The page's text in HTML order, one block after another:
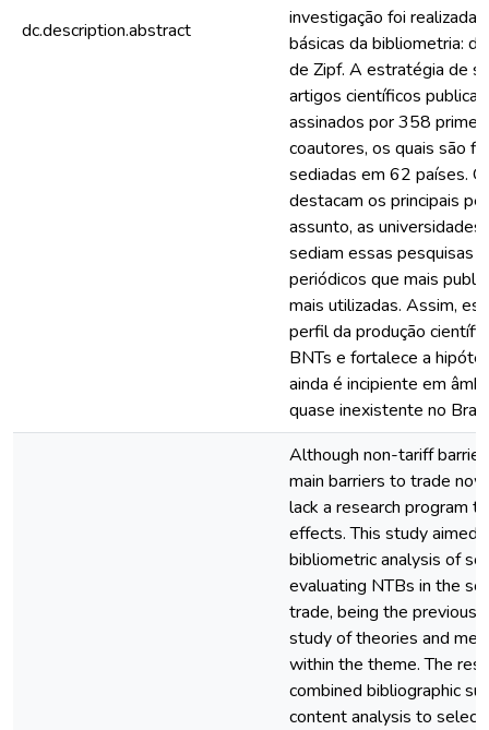
dc.description.abstract
investigação foi realizada
básicas da bibliometria:
de Zipf. A estratégia de
artigos científicos
assinados por 358
coautores, os quais são
sediadas em 62 países.
destacam os principais
assunto, as
sediam essas pesquisas
periódicos que mais
mais utilizadas. Assim,
perfil da produção
BNTs e fortalece a
ainda é incipiente em
quase inexistente no
Although non-tariff
main barriers to trade
lack a research program
effects. This study aimed
bibliometric analysis of
evaluating NTBs in the
trade, being the previous
study of theories and
within the theme. The
combined bibliographic
content analysis to select